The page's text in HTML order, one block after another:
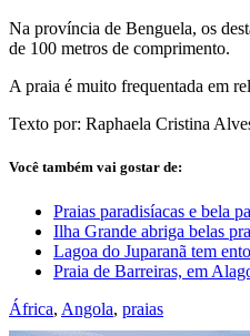
Na província de Benguela, os
de 100 metros de comprimento.
A praia é muito frequentada em
Texto por: Raphaela Cristina
Você também vai gostar de:
Praias paradisíacas e bela
Ilha Grande abriga belas
Lagoa do Juparanã tem
Praia de Barreiras, em
África, Angola, praias